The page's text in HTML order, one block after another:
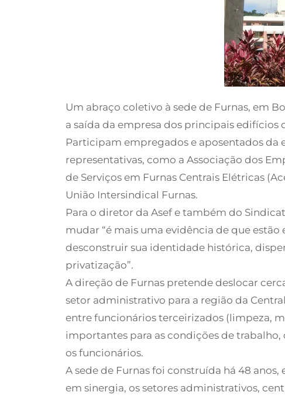
Um abraço coletivo à sede de Furnas, em
a saída da empresa dos principais
Participam empregados e aposentados da
representativas, como a Associação dos
de Serviços em Furnas Centrais Elétricas
União Intersindical Furnas.
Para o diretor da Asef e também do
mudar “é mais uma evidência de que
desconstruir sua identidade histórica,
privatização”.
A direção de Furnas pretende deslocar
setor administrativo para a região da
entre funcionários terceirizados (limpeza,
importantes para as condições de
os funcionários.
A sede de Furnas foi construída há 48
em sinergia, os setores administrativos,